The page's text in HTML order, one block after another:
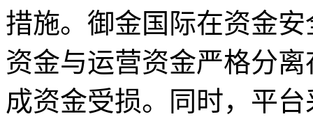
措施。御金国际在资金
资金与运营资金严格分
成资金受损。同时，平